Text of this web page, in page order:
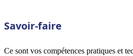
Savoir-faire
Ce sont vos compétences pratiques et